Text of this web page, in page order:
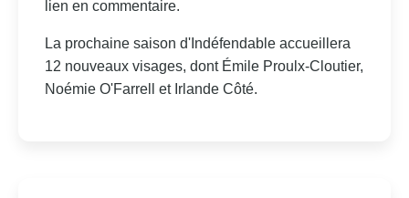
lien en commentaire.
La prochaine saison d'Indéfendable accueillera
12 nouveaux visages, dont Émile Proulx-Cloutier,
Noémie O'Farrell et Irlande Côté.